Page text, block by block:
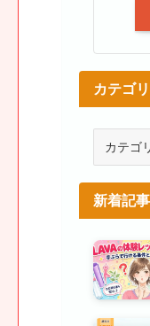
カテゴ
リ
新着記事